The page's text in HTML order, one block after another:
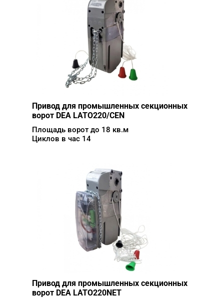
Привод для промышленных секционных
ворот DEA LATO220/СEN
Площадь ворот до 18 кв.м
Циклов в час 14
Привод для промышленных секционных
ворот DEA LATO220NET